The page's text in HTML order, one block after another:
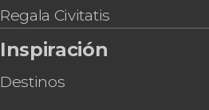
Regala Civitatis
Inspiración
Destinos